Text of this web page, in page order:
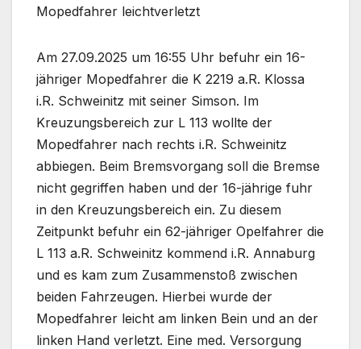
Mopedfahrer leichtverletzt
Am 27.09.2025 um 16:55 Uhr befuhr ein 16-
jähriger Mopedfahrer die K 2219 a.R. Klossa
i.R. Schweinitz mit seiner Simson. Im
Kreuzungsbereich zur L 113 wollte der
Mopedfahrer nach rechts i.R. Schweinitz
abbiegen. Beim Bremsvorgang soll die Bremse
nicht gegriffen haben und der 16-jährige fuhr
in den Kreuzungsbereich ein. Zu diesem
Zeitpunkt befuhr ein 62-jähriger Opelfahrer die
L 113 a.R. Schweinitz kommend i.R. Annaburg
und es kam zum Zusammenstoß zwischen
beiden Fahrzeugen. Hierbei wurde der
Mopedfahrer leicht am linken Bein und an der
linken Hand verletzt. Eine med. Versorgung